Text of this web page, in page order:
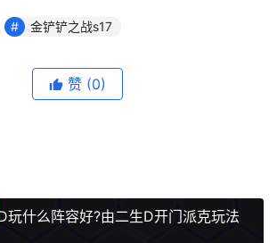
金铲铲之战s17
赞 (0)
玩什么阵容好?由二生D开门派克玩法